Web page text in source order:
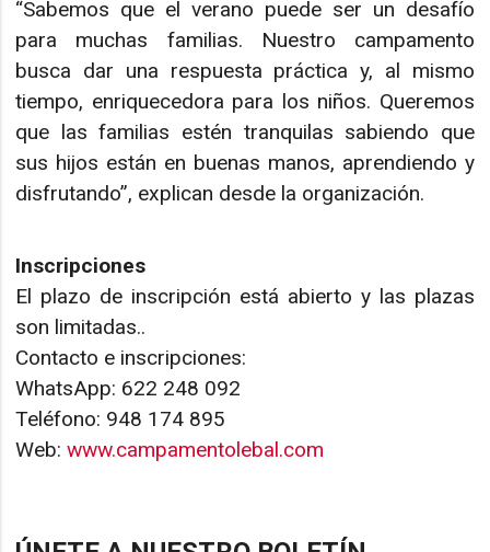
“Sabemos que el verano puede ser un desafío
para muchas familias. Nuestro campamento
busca dar una respuesta práctica y, al mismo
tiempo, enriquecedora para los niños. Queremos
que las familias estén tranquilas sabiendo que
sus hijos están en buenas manos, aprendiendo y
disfrutando”, explican desde la organización.
Inscripciones
El plazo de inscripción está abierto y las plazas
son limitadas..
Contacto e inscripciones:
WhatsApp: 622 248 092
Teléfono: 948 174 895
Web:www.campamentolebal.com